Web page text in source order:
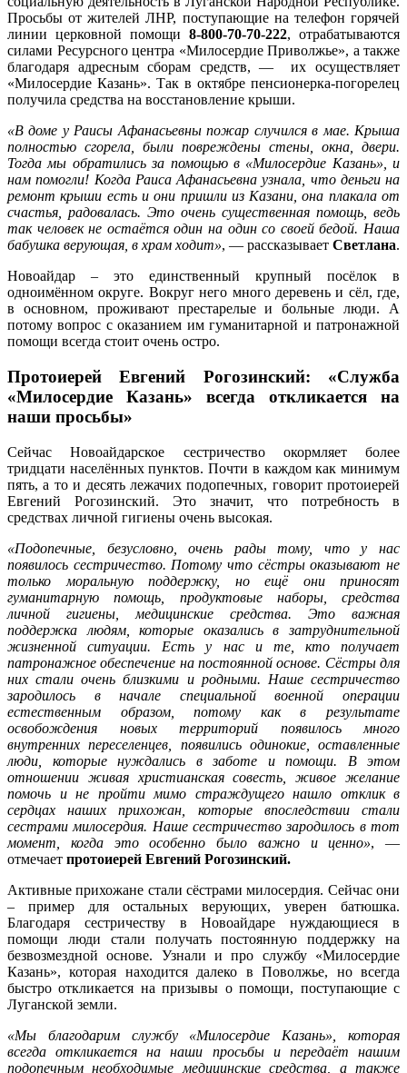
Просьбы от жителей ЛНР, поступающие на телефон горячей
линии церковной помощи 8-800-70-70-222, отрабатываются
силами Ресурсного центра «Милосердие Приволжье», а также
благодаря адресным сборам средств, — их осуществляет
«Милосердие Казань». Так в октябре пенсионерка-погорелец
получила средства на восстановление крыши.
«В доме у Раисы Афанасьевны пожар случился в мае. Крыша
полностью сгорела, были повреждены стены, окна, двери.
Тогда мы обратились за помощью в «Милосердие Казань», и
нам помогли! Когда Раиса Афанасьевна узнала, что деньги на
ремонт крыши есть и они пришли из Казани, она плакала от
счастья, радовалась. Это очень существенная помощь, ведь
так человек не остаётся один на один со своей бедой. Наша
бабушка верующая, в храм ходит», — рассказывает Светлана.
Новоайдар – это единственный крупный посёлок в
одноимённом округе. Вокруг него много деревень и сёл, где,
в основном, проживают престарелые и больные люди. А
потому вопрос с оказанием им гуманитарной и патронажной
помощи всегда стоит очень остро.
Протоиерей Евгений Рогозинский: «Служба
«Милосердие Казань» всегда откликается на
наши просьбы»
Сейчас Новоайдарское сестричество окормляет более
тридцати населённых пунктов. Почти в каждом как минимум
пять, а то и десять лежачих подопечных, говорит протоиерей
Евгений Рогозинский. Это значит, что потребность в
средствах личной гигиены очень высокая.
«Подопечные, безусловно, очень рады тому, что у нас
появилось сестричество. Потому что сёстры оказывают не
только моральную поддержку, но ещё они приносят
гуманитарную помощь, продуктовые наборы, средства
личной гигиены, медицинские средства. Это важная
поддержка людям, которые оказались в затруднительной
жизненной ситуации. Есть у нас и те, кто получает
патронажное обеспечение на постоянной основе. Сёстры для
них стали очень близкими и родными. Наше сестричество
зародилось в начале специальной военной операции
естественным образом, потому как в результате
освобождения новых территорий появилось много
внутренних переселенцев, появились одинокие, оставленные
люди, которые нуждались в заботе и помощи. В этом
отношении живая христианская совесть, живое желание
помочь и не пройти мимо страждущего нашло отклик в
сердцах наших прихожан, которые впоследствии стали
сестрами милосердия. Наше сестричество зародилось в тот
момент, когда это особенно было важно и ценно», —
отмечает протоиерей Евгений Рогозинский.
Активные прихожане стали сёстрами милосердия. Сейчас они
– пример для остальных верующих, уверен батюшка.
Благодаря сестричеству в Новоайдаре нуждающиеся в
помощи люди стали получать постоянную поддержку на
безвозмездной основе. Узнали и про службу «Милосердие
Казань», которая находится далеко в Поволжье, но всегда
быстро откликается на призывы о помощи, поступающие с
Луганской земли.
«Мы благодарим службу «Милосердие Казань», которая
всегда откликается на наши просьбы и передаёт нашим
подопечным необходимые медицинские средства, а также